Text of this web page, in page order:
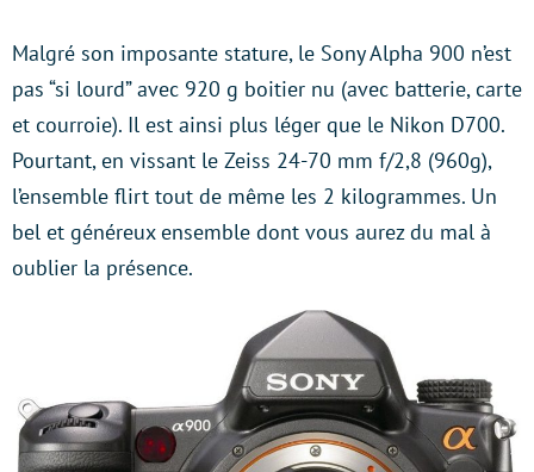
Malgré son imposante stature, le Sony Alpha 900 n’est
pas “si lourd” avec 920 g boitier nu (avec batterie, carte
et courroie). Il est ainsi plus léger que le Nikon D700.
Pourtant, en vissant le Zeiss 24-70 mm f/2,8 (960g),
l’ensemble flirt tout de même les 2 kilogrammes. Un
bel et généreux ensemble dont vous aurez du mal à
oublier la présence.